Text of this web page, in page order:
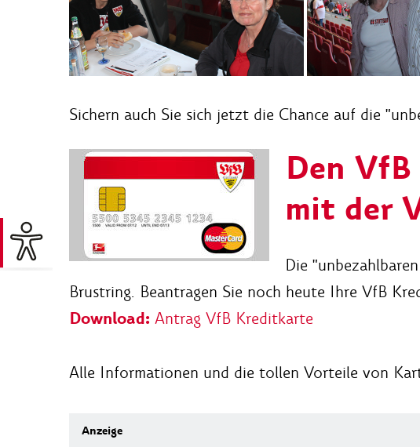
Sichern auch Sie sich jetzt die Chance auf die
Den
mit der
Die
Brustring. Beantragen Sie noch heute Ihre VfB
Download: Antrag VfB Kreditkarte
Alle Informationen und die tollen Vorteile von